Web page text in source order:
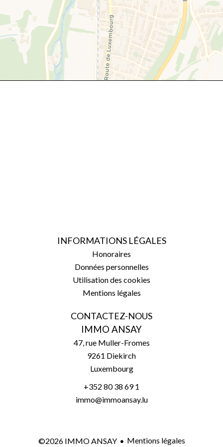
INFORMATIONS LÉGALES
Honoraires
Données personnelles
Utilisation des cookies
Mentions légales
CONTACTEZ-NOUS
IMMO ANSAY
47, rue Muller-Fromes
9261 Diekirch
Luxembourg
+352 80 38 69 1
immo@immoansay.lu
©2026 IMMO ANSAY Mentions légales